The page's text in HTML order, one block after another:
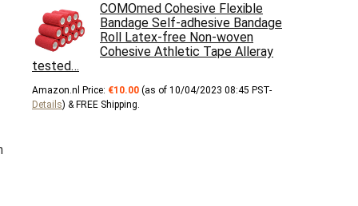
COMOmed Cohesive Flexible
Bandage Self-adhesive Bandage
Roll Latex-free Non-woven
Cohesive Athletic Tape Alleray
tested…
Amazon.nl Price: €10.00 (as of 10/04/2023 08:45 PST-
Details) & FREE Shipping.